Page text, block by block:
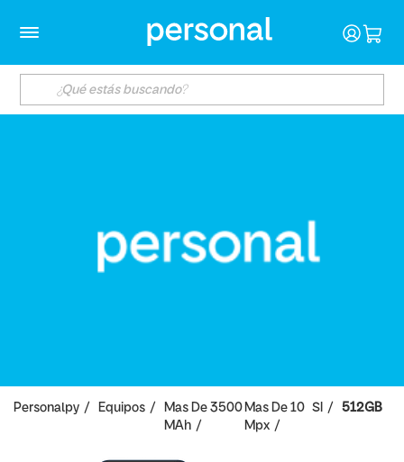
Personalpy Equipos
Mas De 3500
MAh
Mas De 10
Mpx
SI 512GB